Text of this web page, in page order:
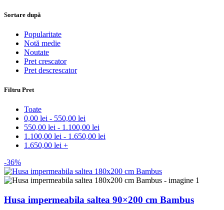
Sortare după
Popularitate
Notă medie
Noutate
Pret crescator
Pret descrescator
Filtru Pret
Toate
0,00 lei - 550,00 lei
550,00 lei - 1.100,00 lei
1.100,00 lei - 1.650,00 lei
1.650,00 lei +
-36%
Husa impermeabila saltea 90×200 cm Bambus